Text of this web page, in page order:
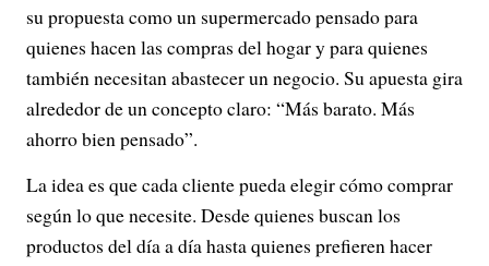
su propuesta como un supermercado pensado para
quienes hacen las compras del hogar y para quienes
también necesitan abastecer un negocio. Su apuesta gira
alrededor de un concepto claro: “Más barato. Más
ahorro bien pensado”.
La idea es que cada cliente pueda elegir cómo comprar
según lo que necesite. Desde quienes buscan los
productos del día a día hasta quienes prefieren hacer